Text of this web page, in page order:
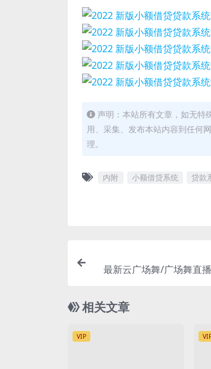
声明：本站所有文章，如无特
用、采集、发布本站内容到任何
理。
内附 小额借贷系统 贷款
最新云广场舞/广场舞直
相关文章
VIP